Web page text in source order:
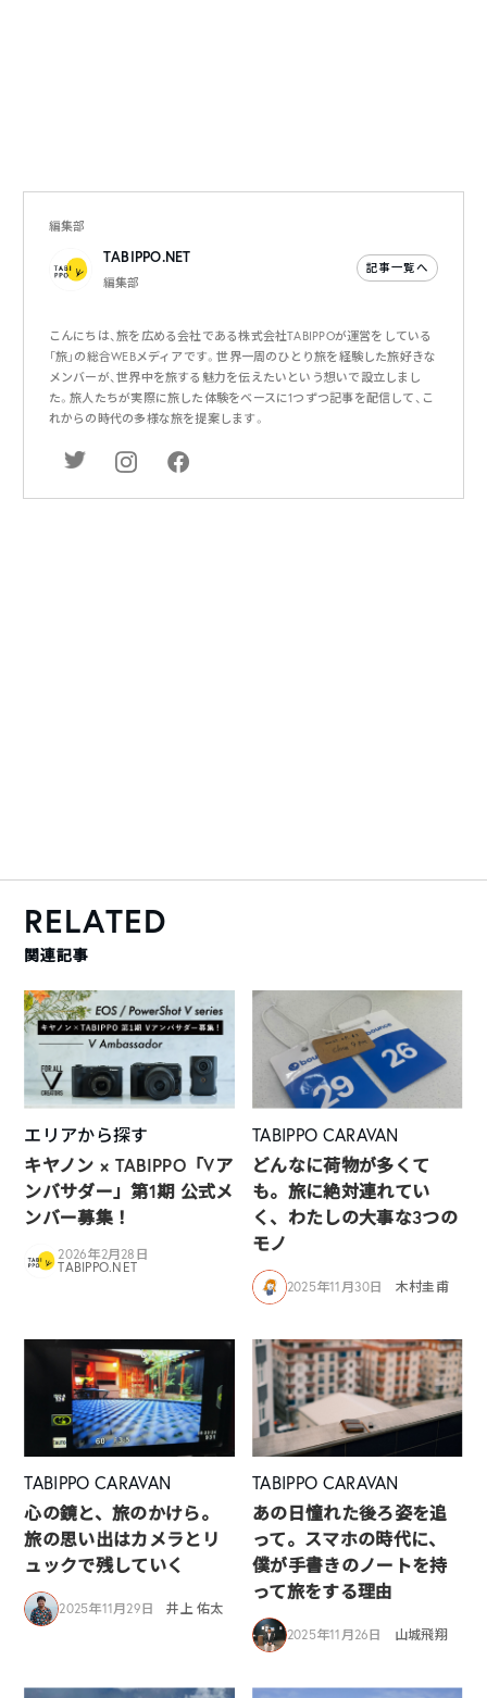
編集部
TABIPPO.NET
編集部
記事一覧へ
こんにちは、旅を広める会社である株式会社TABIPPOが運営をしている
「旅」の総合WEBメディアです。世界一周のひとり旅を経験した旅好きな
メンバーが、世界中を旅する魅力を伝えたいという想いで設立しまし
た。旅人たちが実際に旅した体験をベースに1つずつ記事を配信して、こ
れからの時代の多様な旅を提案します。
RELATED
関連記事
エリアから探す
キヤノン × TABIPPO「Vア
ンバサダー」第1期 公式メ
ンバー募集！
2026年2月28日
TABIPPO.NET
TABIPPO CARAVAN
どんなに荷物が多くて
も。旅に絶対連れてい
く、わたしの大事な3つの
モノ
2025年11月30日 木村圭甫
TABIPPO CARAVAN
心の鏡と、旅のかけら。
旅の思い出はカメラとリ
ュックで残していく
2025年11月29日 井上 佑太
TABIPPO CARAVAN
あの日憧れた後ろ姿を追
って。スマホの時代に、
僕が手書きのノートを持
って旅をする理由
2025年11月26日 山城飛翔